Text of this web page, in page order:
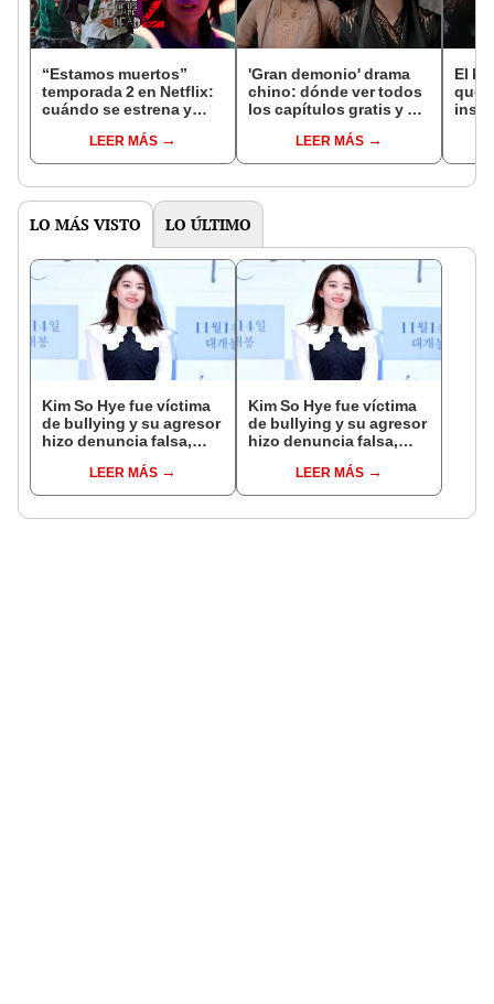
“Estamos muertos”
temporada 2 en Netflix:
cuándo se estrena y
temporadaLEER MÁS
'Gran demonio' drama
chino: dónde ver todos
los capítulos gratis y en
LEER MÁS
El k-
que
LO MÁS VISTO LO ÚLTIMO
Kim So Hye fue víctima
de bullying y su agresor
hizo denuncia falsa,
LEER MÁS
Kim So Hye fue víctima
de bullying y su agresor
hizo denuncia falsa,
LEER MÁS